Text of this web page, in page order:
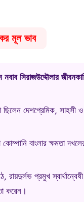
মূল ভাব
নবাব সিরাজউদ্দৌলার
ছিলেন দেশপ্রেমিক, সাহসী ও
কোম্পানি বাংলার ক্ষমতা
প্রমুখ
করেন।